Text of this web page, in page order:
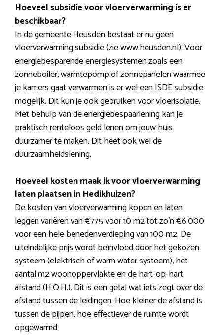
Hoeveel subsidie voor vloerverwarming is er
beschikbaar?
In de gemeente Heusden bestaat er nu geen
vloerverwarming subsidie (zie www.heusden.nl). Voor
energiebesparende energiesystemen zoals een
zonneboiler, warmtepomp of zonnepanelen waarmee
je kamers gaat verwarmen is er wel een ISDE subsidie
mogelijk. Dit kun je ook gebruiken voor vloerisolatie.
Met behulp van de energiebespaarlening kan je
praktisch renteloos geld lenen om jouw huis
duurzamer te maken. Dit heet ook wel de
duurzaamheidslening.
Hoeveel kosten maak ik voor vloerverwarming
laten plaatsen in Hedikhuizen?
De kosten van vloerverwarming kopen en laten
leggen variëren van €775 voor 10 m2 tot zo’n €6.000
voor een hele benedenverdieping van 100 m2. De
uiteindelijke prijs wordt beïnvloed door het gekozen
systeem (elektrisch of warm water systeem), het
aantal m2 woonoppervlakte en de hart-op-hart
afstand (H.O.H.). Dit is een getal wat iets zegt over de
afstand tussen de leidingen. Hoe kleiner de afstand is
tussen de pijpen, hoe effectiever de ruimte wordt
opgewarmd.